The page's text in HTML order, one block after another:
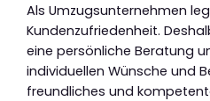
Als Umzugsunternehmen
Kundenzufriedenheit.
eine persönliche Beratung
individuellen Wünsche und
freundliches und